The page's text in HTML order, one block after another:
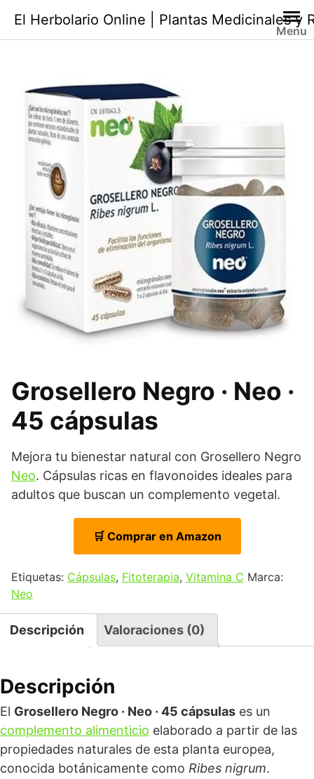
contenido
El Herbolario Online | Plantas Medicinales y
Menu
Grosellero Negro · Neo ·
45 cápsulas
Mejora tu bienestar natural con Grosellero Negro
Neo. Cápsulas ricas en flavonoides ideales para
adultos que buscan un complemento vegetal.
🛒 Comprar en Amazon
Etiquetas: Cápsulas, Fitoterapia, Vitamina C Marca:
Neo
Descripción Valoraciones (0)
Descripción
El Grosellero Negro · Neo · 45 cápsulas es un
complemento alimenticio elaborado a partir de las
propiedades naturales de esta planta europea,
conocida botánicamente como Ribes nigrum.